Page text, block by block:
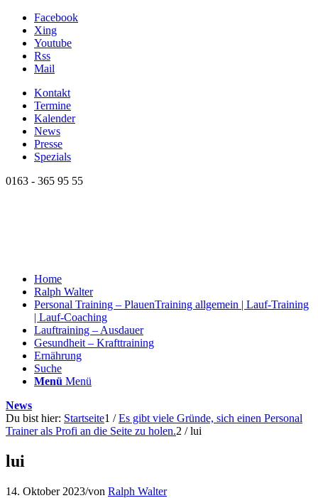
Facebook
Xing
Youtube
Rss
Mail
Kontakt
Termine
Kalender
News
Presse
Spezials
0163 - 365 95 55
Home
Ralph Walter
Personal Training – PlauenTraining allgemein | Lauf-Training
| Lauf-Coaching
Lauftraining – Ausdauer
Gesundheit – Krafttraining
Ernährung
Suche
Menü Menü
News
Du bist hier: Startseite1 / Es gibt viele Gründe, sich einen Personal
Trainer als Profi an die Seite zu holen.2 / lui
lui
14. Oktober 2023/von Ralph Walter